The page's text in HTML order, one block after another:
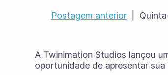
Postagem anterior
A Twinimation Studios lançou
oportunidade de apresentar